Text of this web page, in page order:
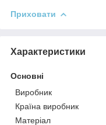
Приховати
Характеристики
Основні
Виробник
Країна виробник
Матеріал